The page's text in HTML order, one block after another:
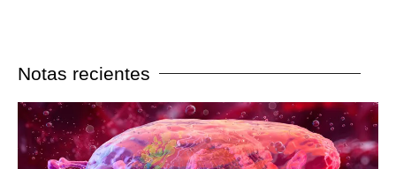
Notas recientes